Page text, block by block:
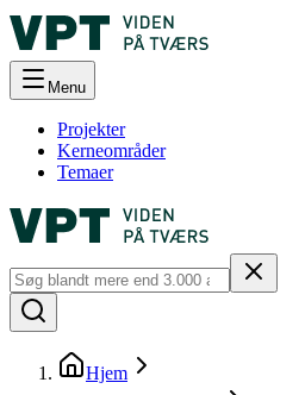
Menu
Projekter
Kerneområder
Temaer
Hjem